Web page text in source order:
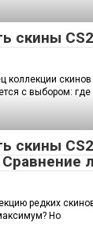
скины
коллекции скинов
с выбором:
скины
Сравнение
редких
Но